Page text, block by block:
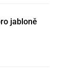
jabloně